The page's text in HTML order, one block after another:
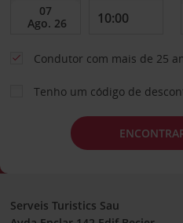
Condutor com mais de 25
Tenho um código de
Serveis Turistics Sau